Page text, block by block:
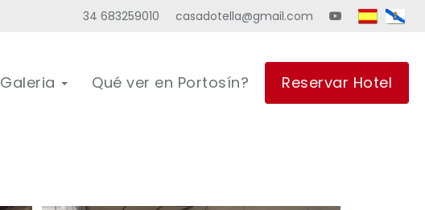
34 683259010 casadotella@gmail.com
Galeria Qué ver en Portosín? Reservar Hotel